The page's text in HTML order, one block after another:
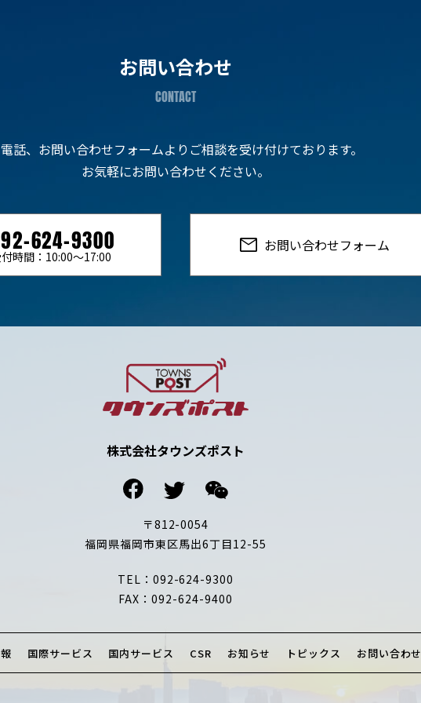
お問い合わせ
話、お問い合わせフォームよりご相談を受け付けております。
お気軽にお問い合わせください。
624-9300
時間：10:00〜17:00
お問い合わせフォーム
株式会社タウンズポスト
〒812-0054
福岡県福岡市東区馬出6丁目12-55
TEL：092-624-9300
FAX：092-624-9400
国際サービス 国内サービス CSR お知らせ トピックス お問い合わせ